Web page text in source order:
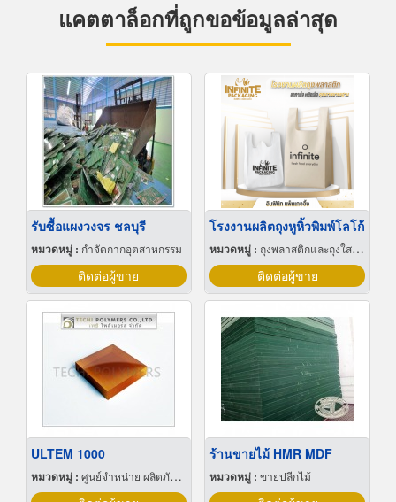
แคตตาล็อกที่ถูกขอข้อมูลล่าสุด
รับซื้อแผงวงจร ชลบุรี
หมวดหมู่ : กำจัดกากอุตสาหกรรม
ติดต่อผู้ขาย
โรงงานผลิตถุงหูหิ้วพิมพ์โลโก้
หมวดหมู่ : ถุงพลาสติกและถุงใสโปร่ง
ติดต่อผู้ขาย
ULTEM 1000
หมวดหมู่ : ศูนย์จำหน่าย ผลิตภัณฑ์พลาสติกชนิดแท่ง ท่อ แผ่นและสาย
ร้านขายไม้ HMR MDF
หมวดหมู่ : ขายปลีกไม้